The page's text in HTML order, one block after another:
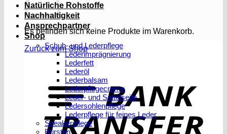
Es befinden sich keine Produkte im Warenkorb.
Zurück zum Shop
Natürliche Rohstoffe
Nachhaltigkeit
Ansprechpartner
Shop
Schuh- und Lederpflege
Lederimprägnierung
Lederfett
Lederöl
Lederbalsam
Lederpflegecreme
Leder- und Sattelseife
Ledersohlenpflege
Lederpflege für feines Leder
Sneakerpflege
Bürsten